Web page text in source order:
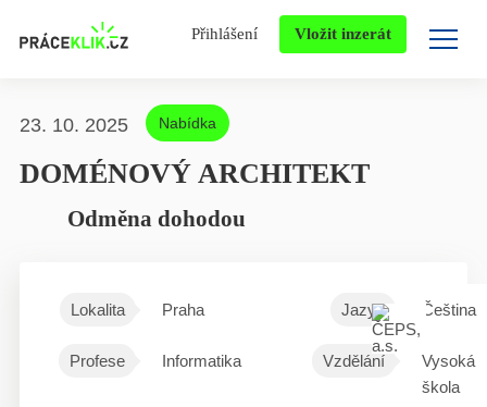
Přihlášení Vložit inzerát
23. 10. 2025 Nabídka
DOMÉNOVÝ ARCHITEKT
Odměna dohodou
Lokalita Praha Jazyk Čeština
Profese Informatika Vzdělání
Vysoká
škola